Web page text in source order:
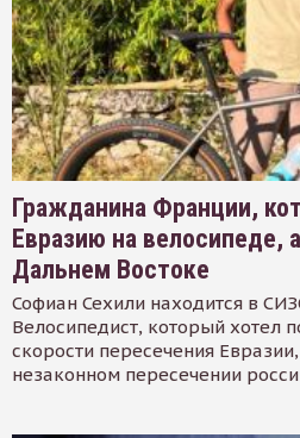
Гражданина Франции,
Евразию на велосипеде,
Дальнем Востоке
Софиан Сехили находится в
Велосипедист, который хотел
скорости пересечения
незаконном пересечении